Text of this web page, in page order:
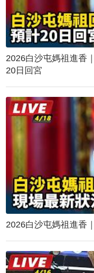
2026白沙屯媽祖進香
20日回宮
2026白沙屯媽祖進香